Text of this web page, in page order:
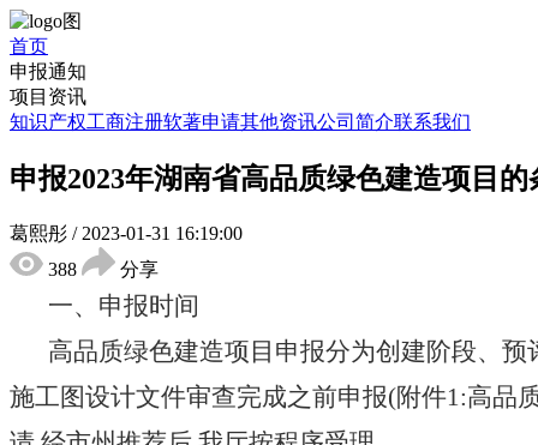
首页
申报通知
项目资讯
知识产权工商注册软著申请其他资讯公司简介联系我们
申报2023年湖南省高品质绿色建造项目的
葛熙彤 / 2023-01-31 16:19:00
388
分享
一、申报时间
高品质绿色建造项目申报分为创建阶段、
施工图设计文件审查完成之前申报(附件1:高品